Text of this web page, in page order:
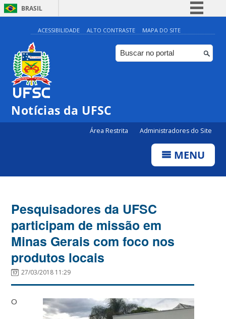
BRASIL
Simplifique!
Comunica BR
Participe
ACESSIBILIDADE ALTO CONTRASTE MAPA DO SITE
Notícias da UFSC
Área Restrita Administradores do Site
MENU
Pesquisadores da UFSC
participam de missão em
Minas Gerais com foco nos
produtos locais
27/03/2018 11:29
O